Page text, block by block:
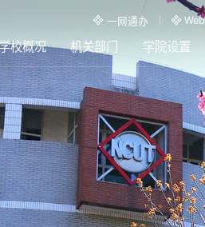
一网通办
校概况 机关部门 学院设置